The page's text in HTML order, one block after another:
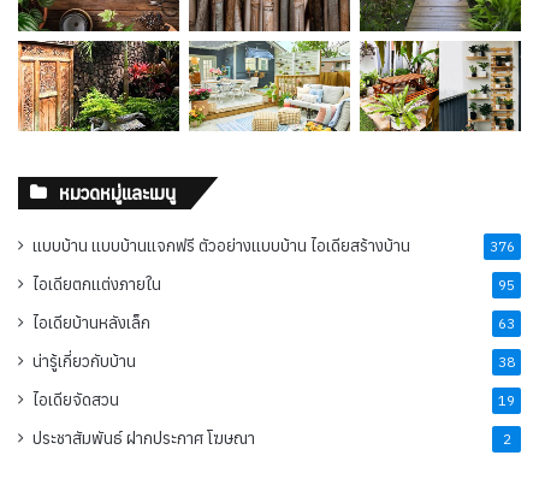
หมวดหมู่และเมนู
แบบบ้าน แบบบ้านแจกฟรี ตัวอย่างแบบบ้าน ไอเดียสร้างบ้าน 376
ไอเดียตกแต่งภายใน 95
ไอเดียบ้านหลังเล็ก 63
น่ารู้เกี่ยวกับบ้าน 38
ไอเดียจัดสวน 19
ประชาสัมพันธ์ ฝากประกาศ โฆษณา 2